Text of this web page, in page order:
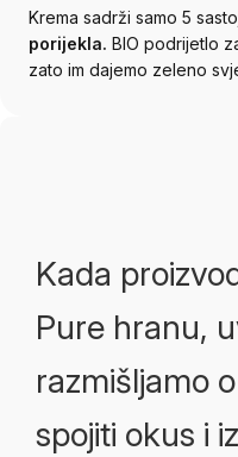
Krema sadrži samo 5
porijekla. BIO podrijetlo
zato im dajemo zeleno
Kada
Pure hranu,
razmišljamo
spojiti okus i